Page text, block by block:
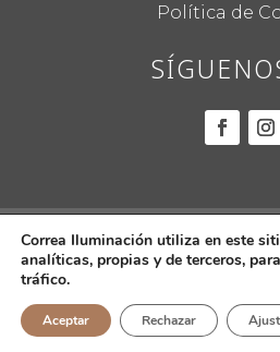
Política de
© 2022CORREA
derechos reservados.
Correa Iluminación utiliza en este
analíticas, propias y de terceros,
tráfico.
Aceptar Rechazar